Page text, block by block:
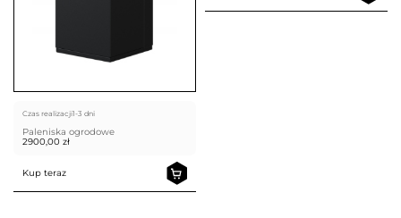
Czas realizacji1-3 dni
Paleniska ogrodowe
2900,00 zł
Kup teraz